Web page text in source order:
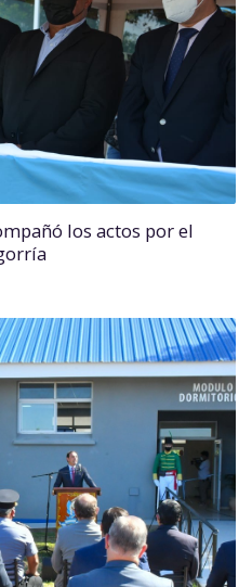
los actos por el